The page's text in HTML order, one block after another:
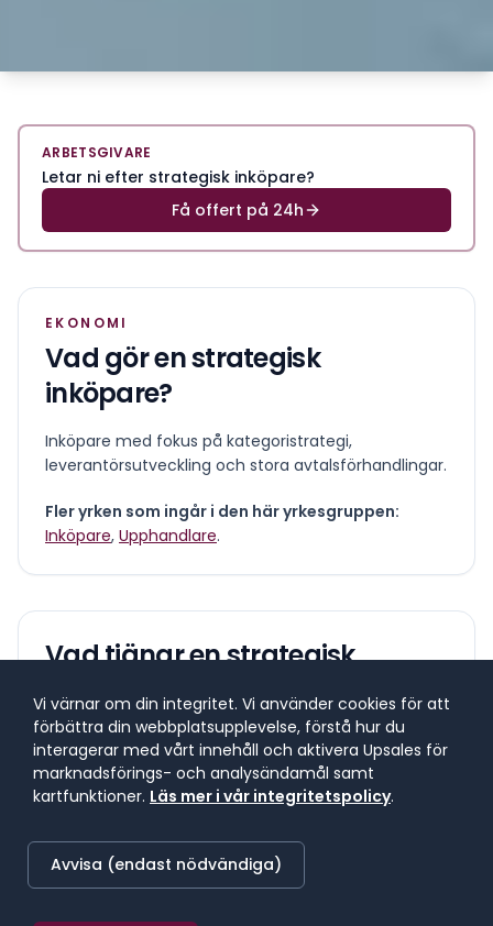
ARBETSGIVARE
Letar ni efter strategisk inköpare?
Få offert på 24h
EKONOMI
Vad gör enstrategisk
inköpare?
Inköpare med fokus på kategoristrategi,
leverantörsutveckling och stora avtalsförhandlingar.
Fler yrken som ingår i den här yrkesgruppen:
Inköpare, Upphandlare.
Vad tjänar enstrategisk
inköpare ?
Lönespann för yrkesgruppen
Lönespannet visar 25:e till 75:e percentilen, där 50 %
av lönerna i yrket ligger. 25 % tjänar mindre, 25 %
Vi värnar om din integritet. Vi använder cookies för att
förbättra din webbplatsupplevelse, förstå hur du
interagerar med vårt innehåll och aktivera Upsales för
marknadsförings- och analysändamål samt
kartfunktioner. Läs mer i vår integritetspolicy.
Avvisa (endast nödvändiga)